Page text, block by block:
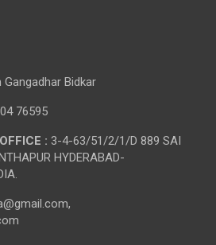
Gangadhar Bidkar
76595
: 3-4-63/51/2/1/D 889 SAI
HYDERABAD-